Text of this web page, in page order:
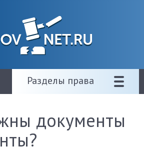
Разделы права
документы